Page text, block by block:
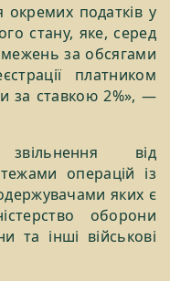
податків у
стану, яке, серед
за обсягами
платником
за ставкою 2%», —
від
операцій із
яких є
оборони
та інші військові